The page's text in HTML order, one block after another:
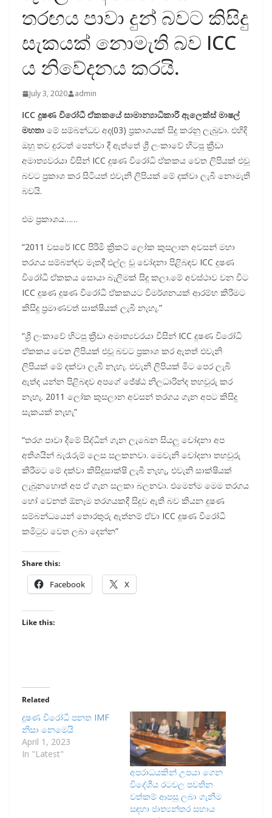
තරඟය පාවා දුන් බවට කිසිදු
සැකයක් නොමැති බව ICC
ය නිවේදනය කරයි.
July 3, 2020 admin
ICC දුෂණ විරෝධී ඒකකයේ සාමාන්‍යාධිකාරී ඇලෙක්ස් මාෂල්
මහතා මේ සම්බන්ධව අද(03) ප්‍රකාශයක් සිදු කරනු ලැබුවා. එහිදි
ඔහු තව දුරටත් පෙන්වා දී ඇත්තේ ශ්‍රී ලංකාවේ හිටපු ක්‍රීඩා
අමාත්‍යවරයා විසින් ICC දුෂණ විරෝධි ඒකකය වෙත ලිපියක් එවූ
බවට ප්‍රකාශ කර සිටියත් එවැනි ලිපියක් මේ දක්වා ලැබී නොමැති
බවයි.
එම ප්‍රකාශය……
“2011 වසරේ ICC පිරිමි ක්‍රිකට් ලෝක කුසලාන අවසන් මහා
තරගය සම්බන්දව මෑතදී එල්ල වූ චෝදනා පිළිබඳව ICC දුෂණ
විරෝධී ඒකකය සොයා බැලිමක් සිදු කලා.මේ අවස්ථාව වන විට
ICC දුෂණ දුෂණ විරෝධී ඒකකයට විමර්ශනයක් ආරම්භ කිරීමට
කිසිදු ප්‍රමාණවත් සාක්ෂියක් ලැබී නැහැ.”
“ශ්‍රී ලංකාවේ හිටපු ක්‍රීඩා අමාත්‍යවරයා විසින් ICC දුෂණ විරෝධි
ඒකකය වෙත ලිපියක් එවූ බවට ප්‍රකාශ කර ඇතත් එවැනි
ලිපියක් මේ දක්වා ලැබී නැහැ. එවැනි ලිපියක් මිට පෙර ලැබි
ඇත්ද යන්න පිළිබඳව අපගේ ජේෂ්ඨ නිලධාරින්ද තහවුරු කර
නැහැ. 2011 ලෝක කුසලාන අවසන් තරගය ගැන අපට කිසිදු
සැකයක් නැහැ”
“තරග පාවා දීමේ සිද්ධීන් ගැන ලැබෙන සියලු චෝදනා අප
අතිශයින් බැරෑරුම් ලෙස සලකනවා. මෙවැනි චෝදනා තහවුරු
කිරීමට මේ දක්වා කිසිදුසාක්ෂි ලැබී නැහැ, එවැනි සාක්ෂියක්
ලැබුනහොත් අප ඒ ගැන සලකා බලනවා. එමෙන්ම මෙම තරගය
හෝ වෙනත් ඕනෑම තරගයකදී සිදුව ඇති බව කියන දුෂණ
සම්බන්ධයෙන් තොරතුරු ඇත්නම් ඒවා ICC දුෂණ විරෝධී
කමිටුව වෙත ලබා දෙන්න”
Share this:
Facebook X
Like this:
Related
දූෂණ විරෝධී පනත IMF
නිසා නෙමෙයි
April 1, 2023
In "Latest"
අපරාධයකින් උපයා ගෙන
විදේශීය රටවල පවතින
වත්කම් ආපසු ලබා ගැනීම
සඳහා ජාත්‍යන්තර සහාය